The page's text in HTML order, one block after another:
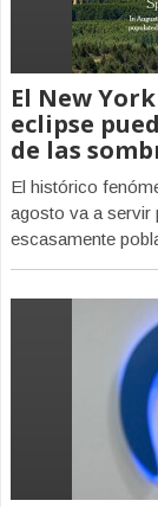
El New
eclipse
de las
El histórico
agosto va a servir
escasamente